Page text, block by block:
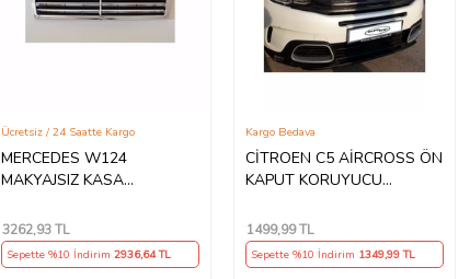
MERCEDES W124
MAKYAJSIZ KASA
PANJUR 1985-1993
Ücretsiz / 24 Saatte Kargo
3262,93 TL
Sepette %10 İndirim2936,64 TL
CİTROEN C5 AİRCROSS ÖN
KAPUT KORUYUCU
2019 2020
Kargo Bedava
1499,99 TL
Sepette %10 İndirim 1349,99 TL